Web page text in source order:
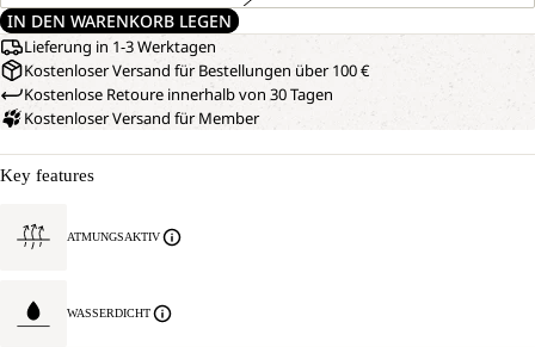
IN DEN WARENKORB LEGEN
Lieferung in 1-3 Werktagen
Kostenloser Versand für Bestellungen über 100 €
Kostenlose Retoure innerhalb von 30 Tagen
Kostenloser Versand für Member
Key features
ATMUNGSAKTIV
WASSERDICHT